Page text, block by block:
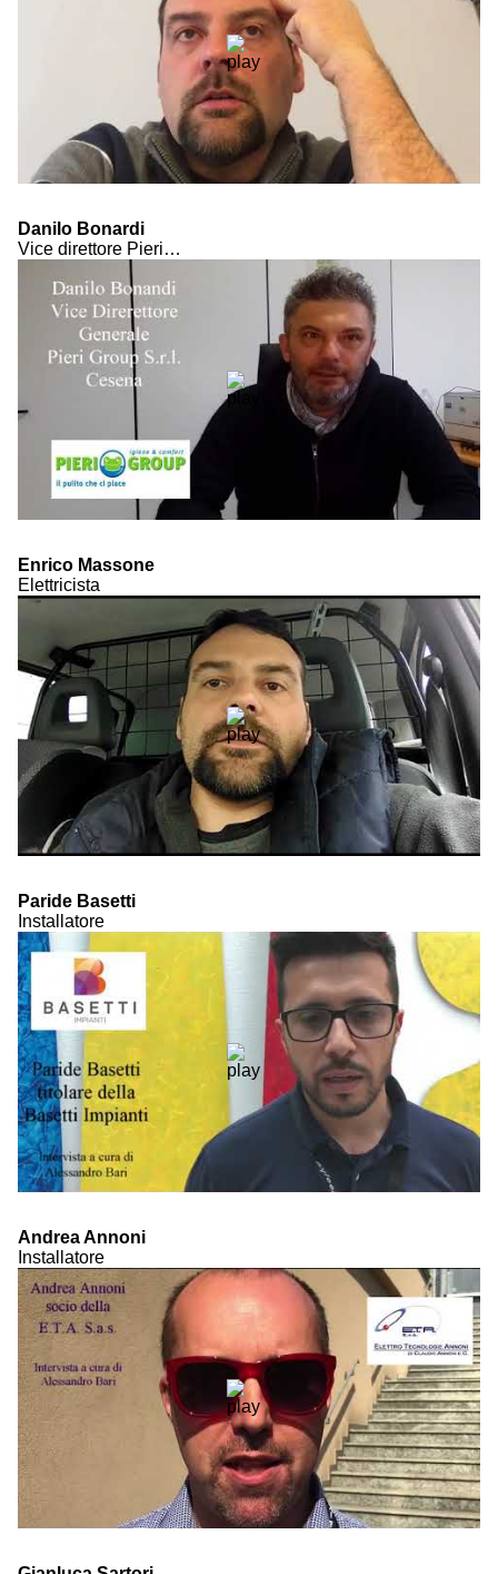
Danilo Bonardi
Vice direttore Pieri Group
Enrico Massone
Elettricista
Paride Basetti
Installatore
Andrea Annoni
Installatore